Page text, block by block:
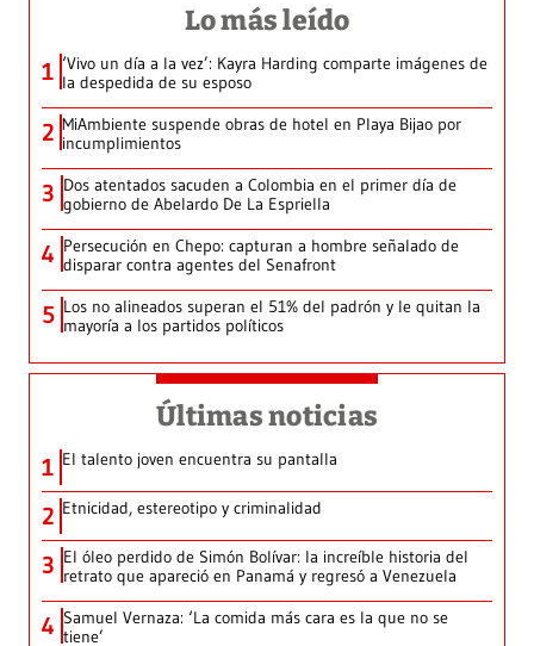
Lo más leído
1 ‘Vivo un día a la vez’: Kayra Harding comparte imágenes de
la despedida de su esposo
2 MiAmbiente suspende obras de hotel en Playa Bijao por
incumplimientos
3 Dos atentados sacuden a Colombia en el primer día de
gobierno de Abelardo De La Espriella
4 Persecución en Chepo: capturan a hombre señalado de
disparar contra agentes del Senafront
5 Los no alineados superan el 51% del padrón y le quitan la
mayoría a los partidos políticos
Últimas noticias
1 El talento joven encuentra su pantalla​
2 Etnicidad, estereotipo y criminalidad
3 El óleo perdido de Simón Bolívar: la increíble historia del
retrato que apareció en Panamá y regresó a Venezuela
4 Samuel Vernaza: ‘La comida más cara es la que no se
tiene’